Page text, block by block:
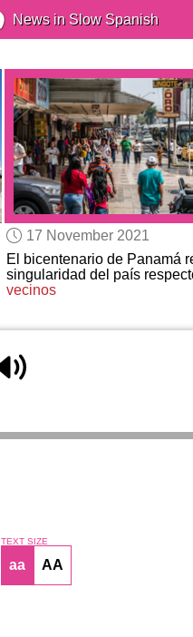
News in Slow Spanish
17 November 2021
El bicentenario de Panamá
singularidad del país
vecinos
TEXT SIZE
aa AA